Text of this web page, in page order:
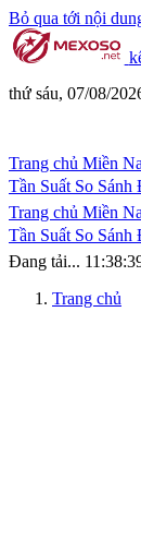
Bỏ qua tới nội
thứ sáu, 07/08/
Trang chủ Miền
Tần Suất So Sánh
Trang chủ Miền
Tần Suất So Sánh
Đang tải...
Trang chủ